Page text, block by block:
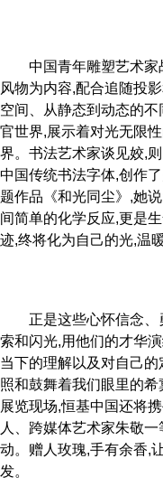
中国青年雕塑艺术
风物为内容,配合追随投
空间、从静态到动态的不
官世界,展示着对光无限
界。书法艺术家谈见姣,
中国传统书法字体,创作
题作品《和光同尘》,她
间简单的化学反应,更是
迹,终将化为自己的光,温
正是这些心怀信念
索和闪光,用他们的才华
当下的理解以及对自己
照和鼓舞着我们眼里的希
展览现场,恒基中国还将
人、跨媒体艺术家朱敬
动。赠人玫瑰,手有余香,
发。